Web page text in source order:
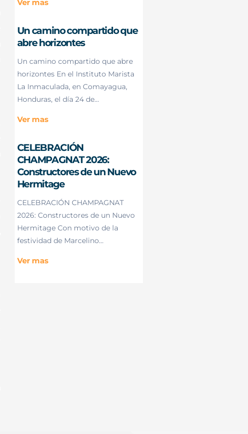
Ver mas
Un camino compartido que
abre horizontes
Un camino compartido que abre
horizontes En el Instituto Marista
La Inmaculada, en Comayagua,
Honduras, el día 24 de...
Ver mas
CELEBRACIÓN
CHAMPAGNAT 2026:
Constructores de un Nuevo
Hermitage
CELEBRACIÓN CHAMPAGNAT
2026: Constructores de un Nuevo
Hermitage Con motivo de la
festividad de Marcelino...
Ver mas